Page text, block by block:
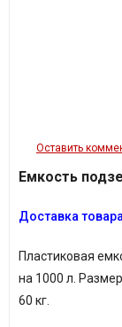
Оставить
Емкость
Доставка
Пластиковая
на 1000 л.
60 кг.